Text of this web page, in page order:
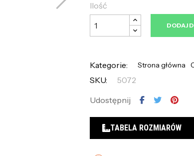
Ilość
DODAJ
Kategorie: Strona główna
SKU:
5072
Udostępnij
TABELA ROZMIARÓW